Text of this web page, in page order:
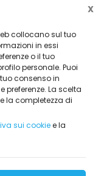
collocano sul tuo
in essi
o il tuo
personale. Puoi
consenso in
La scelta
la completezza di
sui cookiee la
X